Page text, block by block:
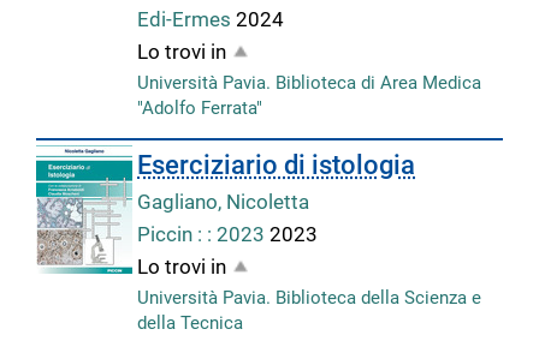
Edi-Ermes2024
Lo trovi in
Università Pavia. Biblioteca di Area Medica
"Adolfo Ferrata"
Eserciziario di istologia
Gagliano, Nicoletta
Piccin : : 20232023
Lo trovi in
Università Pavia. Biblioteca della Scienza e
della Tecnica